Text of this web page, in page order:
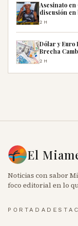
Asesinato
discusión
2H
Dólar y Euro
Brecha
2H
El
Noticias con sabor
foco editorial en lo
PORTADA